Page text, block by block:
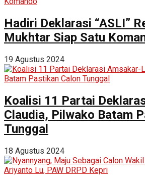
Hadiri Deklarasi “ASLI”
Mukhtar Siap Satu
19 Agustus 2024
Koalisi 11 Partai
Claudia, Pilwako Batam
Tunggal
18 Agustus 2024